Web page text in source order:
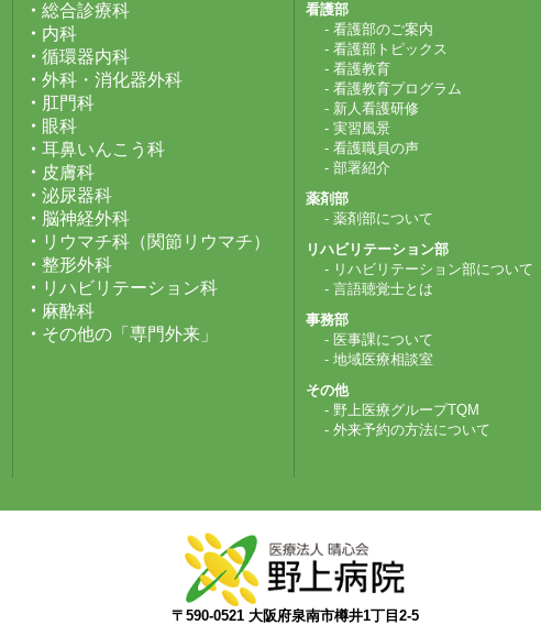
総合診療科
内科
循環器内科
外科・消化器外科
肛門科
眼科
耳鼻いんこう科
皮膚科
泌尿器科
脳神経外科
リウマチ科（関節リウマチ）
整形外科
リハビリテーション科
麻酔科
その他の「専門外来」
看護部
- 看護部のご案内
- 看護部トピックス
- 看護教育
- 看護教育プログラム
- 新人看護研修
- 実習風景
- 看護職員の声
- 部署紹介
薬剤部
- 薬剤部について
リハビリテーション部
- リハビリテーション部について
- 言語聴覚士とは
事務部
- 医事課について
- 地域医療相談室
その他
- 野上医療グループTQM
- 外来予約の方法について
〒590-0521 大阪府泉南市樽井1丁目2-5